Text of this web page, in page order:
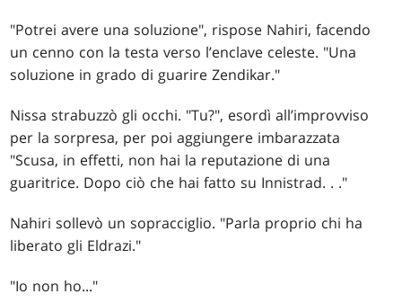
"Potrei avere una soluzione", rispose Nahiri, facendo
un cenno con la testa verso l’enclave celeste. "Una
soluzione in grado di guarire Zendikar."
Nissa strabuzzò gli occhi. "Tu?", esordì all’improvviso
per la sorpresa, per poi aggiungere imbarazzata
"Scusa, in effetti, non hai la reputazione di una
guaritrice. Dopo ciò che hai fatto su Innistrad. . ."
Nahiri sollevò un sopracciglio. "Parla proprio chi ha
liberato gli Eldrazi."
"Io non ho..."